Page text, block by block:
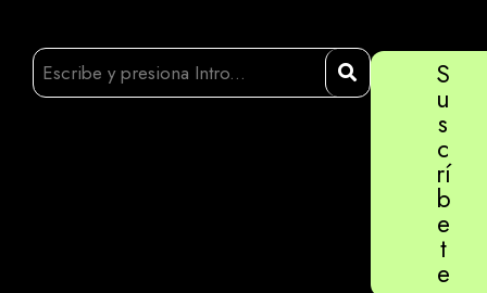
S
u
s
c
rí
b
e
t
e